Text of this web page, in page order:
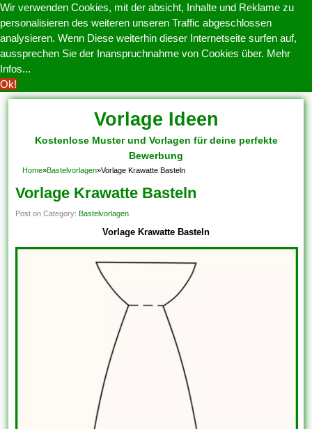
Wir verwenden Cookies, mit der absicht, Inhalte und Reklame zu
personalisieren des weiteren unseren Traffic abgeschlossen
analysieren. Wenn Diese weiterhin dieser Internetseite surfen auf,
aussprechen Sie der Inanspruchnahme von Cookies über. Mehr
Infos...
Ok!
Vorlage Ideen
Kostenlose Muster und Vorlagen für deine perfekte
Bewerbung
Home»Bastelvorlagen»Vorlage Krawatte Basteln
Vorlage Krawatte Basteln
Post on Category:Bastelvorlagen
Vorlage Krawatte Basteln